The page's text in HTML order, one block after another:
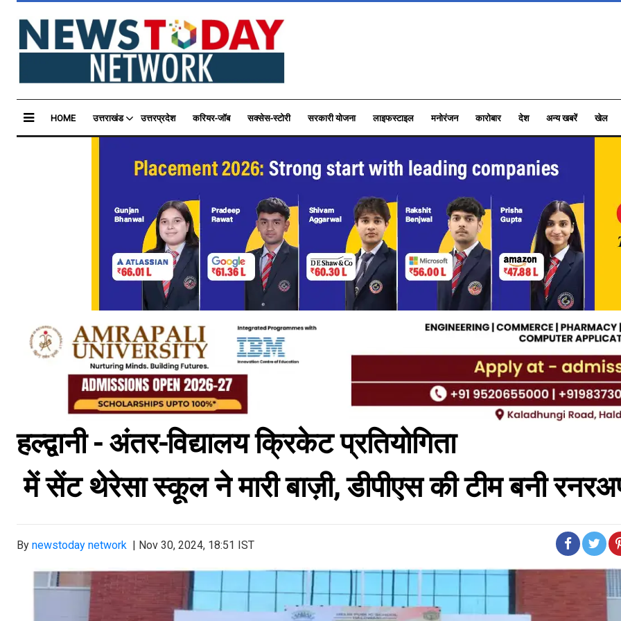
HOME उत्तराखंड उत्तरप्रदेश करियर-जॉब सक्सेस-स्टोरी सरकारी योजना लाइफस्टाइल मनोरंजन कारोबार देश अन्य खबरें खेल
हल्द्वानी - अंतर-विद्यालय क्रिकेट प्रतियोगिता
में सेंट थेरेसा स्कूल ने मारी बाज़ी, डीपीएस की टीम बनी
By newstoday network | Nov 30, 2024, 18:51 IST